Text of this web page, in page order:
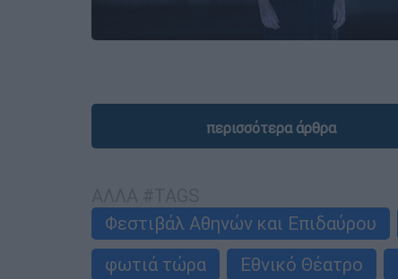
περισσότερα άρθρα
Φεστιβάλ Αθηνών και Επιδαύρου
φωτιά τώρα
Εθνικό Θέατρο